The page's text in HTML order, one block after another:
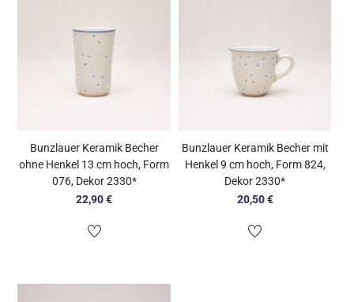
Bunzlauer Keramik Becher
ohne Henkel 13 cm hoch, Form
076, Dekor 2330*
22,90€
Bunzlauer Keramik Becher mit
Henkel 9 cm hoch, Form 824,
Dekor 2330*
20,50€